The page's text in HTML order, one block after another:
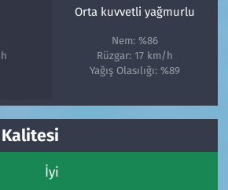
Orta kuvvetli yağmurlu
Nem: %86
Rüzgar: 17 km/h
Yağış Olasılığı: %89
İyi